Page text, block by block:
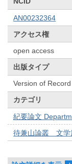
AN00232364
アクセス権
open access
出版タイプ
Version of Record
カテゴリ
紀要論文
待兼山論叢 文学